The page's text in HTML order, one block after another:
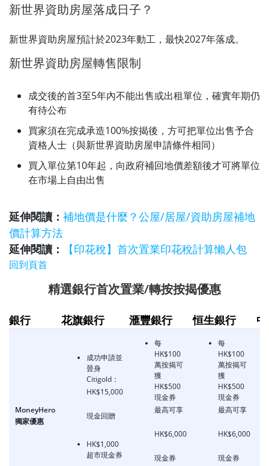
新世界資助房屋落成日子？
新世界資助房屋預計於2023年動工，最快2027年落成。
新世界資助房屋轉售限制
成交後的首3至5年內不能出售或出租單位，確實年期仍
有待公布
買家須在完成承造100%按揭後，方可把單位出售予合
資格人士（與新世界資助房屋申請條件相同）
買入單位第10年起，向政府補回地價差額後才可將單位
在市場上自由出售
延伸閱讀： 補地價是什麼？公屋/居屋/資助房屋補地
價計算方法
延伸閱讀：
【印花稅】首次置業印花稅計算懶人包
回到頁首
精選銀行首次置業/轉按按揭優惠
銀行 花旗銀行 滙豐銀行 恒生銀行
MoneyHero
獨家優惠
成功申請並
晉身
Citigold：
HK$15,000
現金回贈
HK$1,000
超市現金券
每
HK$100
萬按揭可
獲
HK$500
現金券
最高可享
HK$6,000
現金券
每
HK$100
萬按揭可
獲
HK$500
現金券
最高可享
HK$6,000
現金券